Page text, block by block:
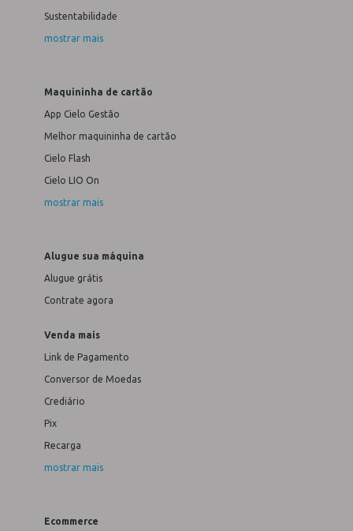
Sustentabilidade
mostrar mais
Maquininha de cartão
App Cielo Gestão
Melhor maquininha de cartão
Cielo Flash
Cielo LIO On
mostrar mais
Alugue sua máquina
Alugue grátis
Contrate agora
Venda mais
Link de Pagamento
Conversor de Moedas
Crediário
Pix
Recarga
mostrar mais
Ecommerce